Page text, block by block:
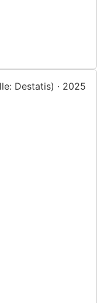
Destatis) · 2025